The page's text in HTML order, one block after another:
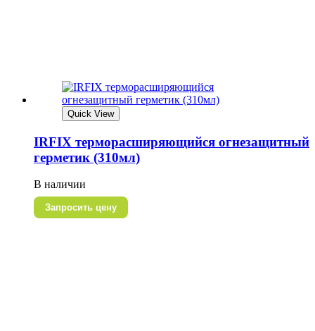
Quick View
IRFIX терморасширяющийся огнезащитный
герметик (310мл)
В наличии
Запросить цену